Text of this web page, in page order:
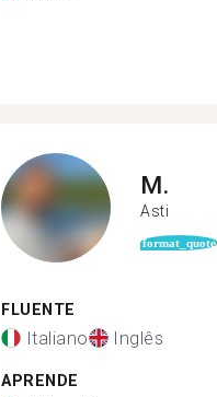
M.
Asti
format_quote
FLUENTE
Italiano Inglês
APRENDE